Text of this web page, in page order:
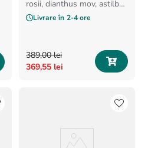
rosii, dianthus mov, astilbe
rozLivrare în 2-4 ore
389,00 lei
369,55 lei